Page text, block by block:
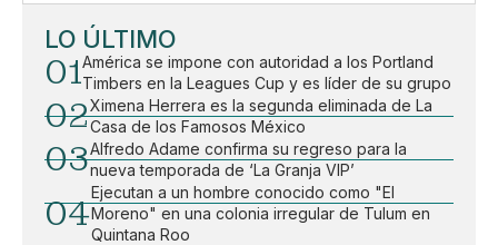
LO ÚLTIMO
01América se impone con autoridad a los Portland
Timbers en la Leagues Cup y es líder de su grupo
02Ximena Herrera es la segunda eliminada de La
Casa de los Famosos México
03Alfredo Adame confirma su regreso para la
nueva temporada de ‘La Granja VIP’
04
Ejecutan a un hombre conocido como "El
Moreno" en una colonia irregular de Tulum en
Quintana Roo